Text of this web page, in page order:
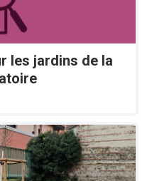
les jardins de la